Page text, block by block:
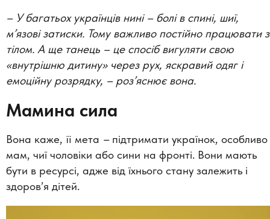
– У багатьох українців нині – болі в спині, шиї,
м’язові затиски. Тому важливо постійно працювати з
тілом. А ще танець – це спосіб вигуляти свою
«внутрішню дитину» через рух, яскравий одяг і
емоційну розрядку, – роз’яснює вона.
Мамина сила
Вона каже, її мета – підтримати українок, особливо
мам, чиї чоловіки або сини на фронті. Вони мають
бути в ресурсі, адже від їхнього стану залежить і
здоров’я дітей.